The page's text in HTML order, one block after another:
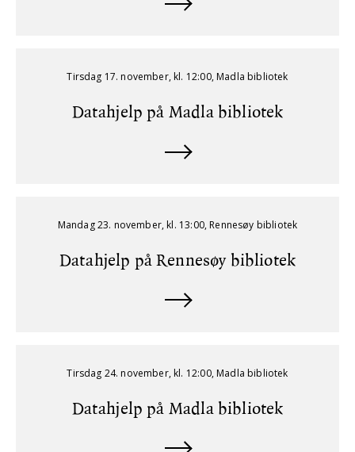
Tirsdag 17. november, kl. 12:00, Madla bibliotek
Datahjelp på Madla bibliotek
Mandag 23. november, kl. 13:00, Rennesøy bibliotek
Datahjelp på Rennesøy bibliotek
Tirsdag 24. november, kl. 12:00, Madla bibliotek
Datahjelp på Madla bibliotek